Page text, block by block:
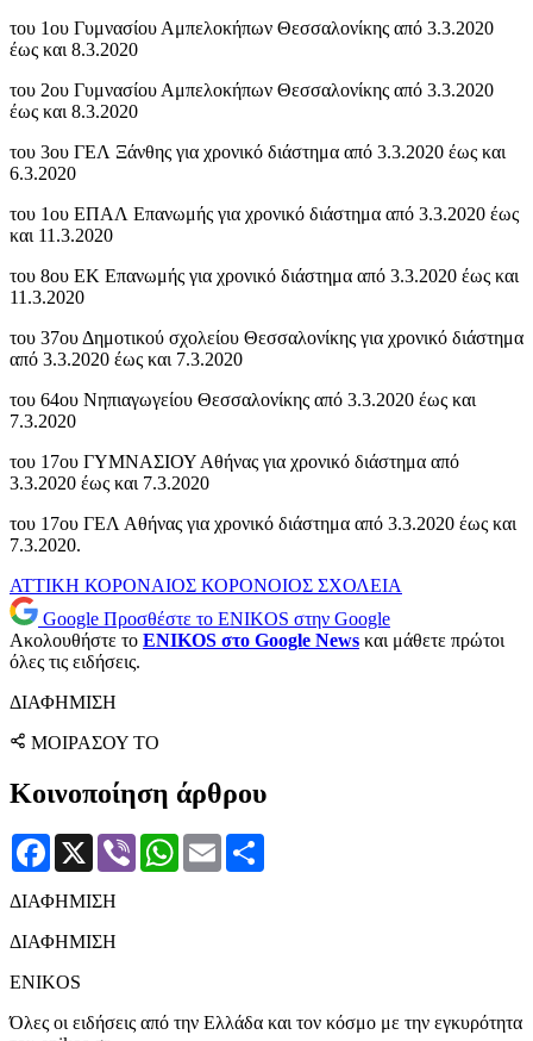
του 1ου Γυμνασίου Αμπελοκήπων Θεσσαλονίκης από 3.3.2020
έως και 8.3.2020
του 2ου Γυμνασίου Αμπελοκήπων Θεσσαλονίκης από 3.3.2020
έως και 8.3.2020
του 3ου ΓΕΛ Ξάνθης για χρονικό διάστημα από 3.3.2020 έως και
6.3.2020
του 1ου ΕΠΑΛ Επανωμής για χρονικό διάστημα από 3.3.2020 έως
και 11.3.2020
του 8ου ΕΚ Επανωμής για χρονικό διάστημα από 3.3.2020 έως και
11.3.2020
του 37ου Δημοτικού σχολείου Θεσσαλονίκης για χρονικό διάστημα
από 3.3.2020 έως και 7.3.2020
του 64ου Νηπιαγωγείου Θεσσαλονίκης από 3.3.2020 έως και
7.3.2020
του 17ου ΓΥΜΝΑΣΙΟΥ Αθήνας για χρονικό διάστημα από
3.3.2020 έως και 7.3.2020
του 17ου ΓΕΛ Αθήνας για χρονικό διάστημα από 3.3.2020 έως και
7.3.2020.
ΑΤΤΙΚΗ ΚΟΡΟΝΑΙΟΣ ΚΟΡΟΝΟΙΟΣ ΣΧΟΛΕΙΑ
Google Προσθέστε το ENIKOS στην Google
Ακολουθήστε το ENIKOS στο Google News και μάθετε πρώτοι
όλες τις ειδήσεις.
ΔΙΑΦΗΜΙΣΗ
ΜΟΙΡΑΣΟΥ ΤΟ
Κοινοποίηση άρθρου
Facebook
X Viber WhatsApp
Email
ΔΙΑΦΗΜΙΣΗ
ΔΙΑΦΗΜΙΣΗ
ENIKOS
Όλες οι ειδήσεις από την Ελλάδα και τον κόσμο με την εγκυρότητα